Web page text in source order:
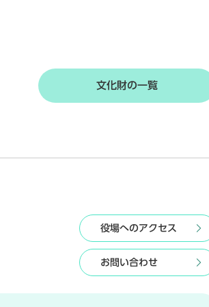
文化財の一覧
役場へのアクセス
お問い合わせ